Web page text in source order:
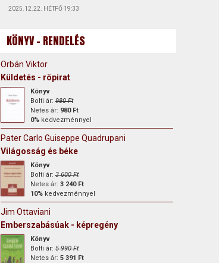
2025.12.22. HÉTFŐ 19:33
KÖNYV - RENDELÉS
Orbán Viktor
Küldetés - röpirat
Könyv
Bolti ár:980 Ft
Netes ár: 980 Ft
0%kedvezménnyel
Pater Carlo Guiseppe Quadrupani
Világosság és béke
Könyv
Bolti ár:3 600 Ft
Netes ár: 3 240 Ft
10%kedvezménnyel
Jim Ottaviani
Emberszabásúak - képregény
Könyv
Bolti ár:5 990 Ft
Netes ár: 5 391 Ft